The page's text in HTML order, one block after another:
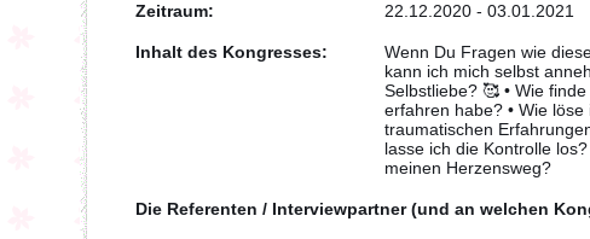
Zeitraum: 22.12.2020 - 03.01.2021
Inhalt des Kongresses:
Wenn Du Fragen wie
kann ich mich selbst
Selbstliebe? 🥰 • Wie
erfahren habe? • Wie
traumatischen
lasse ich die Kontrolle
meinen Herzensweg?
Die Referenten / Interviewpartner (und an welchen